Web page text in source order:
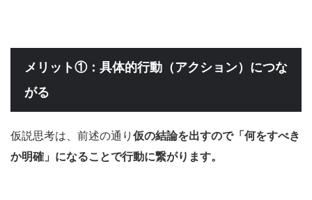
メリット①：具体的行動（アクション）につな
がる
仮説思考は、前述の通り 仮の結論を出すので「何をすべき
か明確」になることで行動に繋がります。